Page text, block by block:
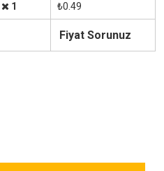
1 ₺0.49
Fiyat Sorunuz